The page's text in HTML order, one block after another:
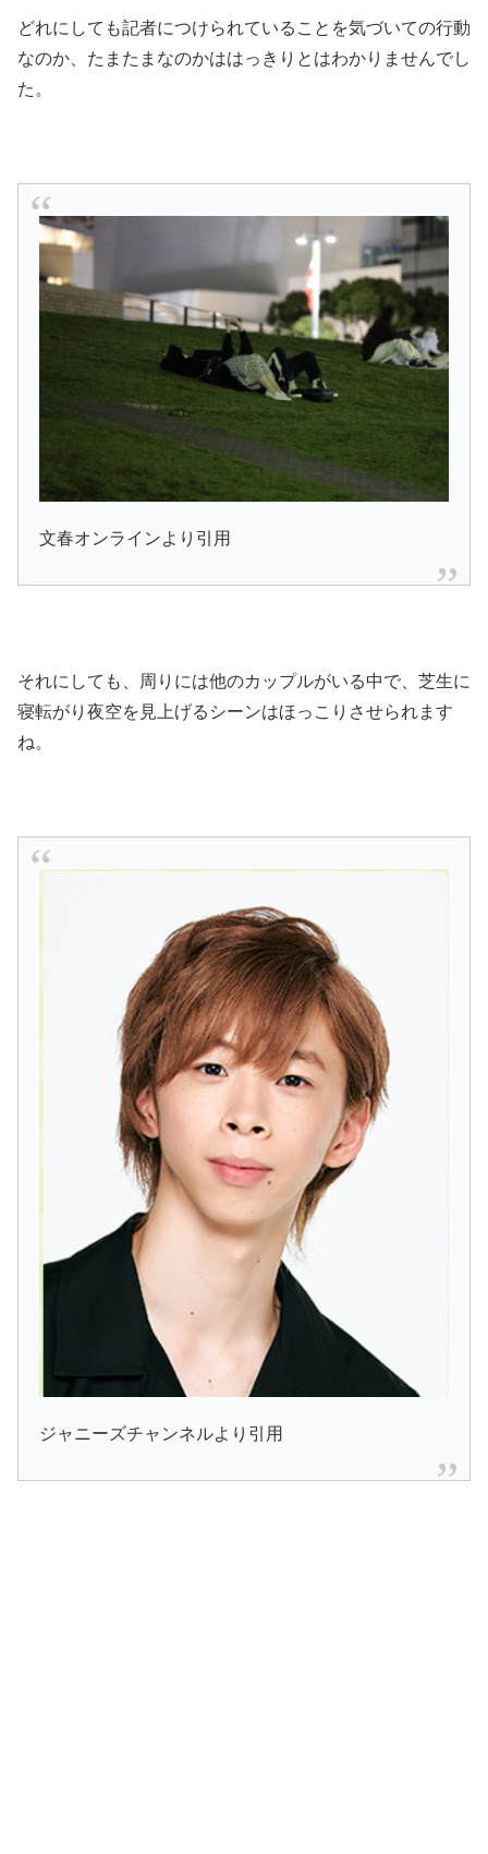
どれにしても記者につけられていることを気づいての行動
なのか、たまたまなのかははっきりとはわかりませんでし
た。
文春オンラインより引用
それにしても、周りには他のカップルがいる中で、芝生に
寝転がり夜空を見上げるシーンはほっこりさせられます
ね。
ジャニーズチャンネルより引用